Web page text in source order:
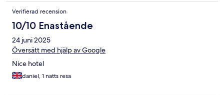
Verifierad recension
10/10 Enastående
24 juni 2025
Översätt med hjälp av Google
Nice hotel
daniel, 1 natts resa